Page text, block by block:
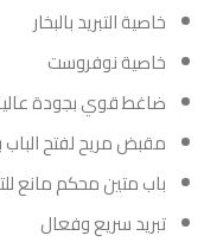
خاصية التبريد بالبخار
خاصية نوفروست
ضاغط قوي بجودة
مقبض مريح لفتح
باب متين محكم مانع
تبريد سريع وفعال